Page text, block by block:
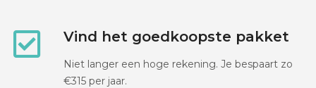
Vind het goedkoopste pakket
Niet langer een hoge rekening. Je bespaart zo
€315 per jaar.